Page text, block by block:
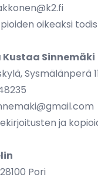
oikeaksi
Sinnemäki
Sysmälänperä
ja
Pori